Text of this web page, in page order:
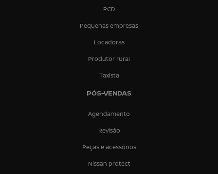
PCD
Pequenas empresas
Locadoras
Produtor rural
Taxista
PÓS-VENDAS
Agendamento
Revisão
Peças e acessórios
Nissan protect